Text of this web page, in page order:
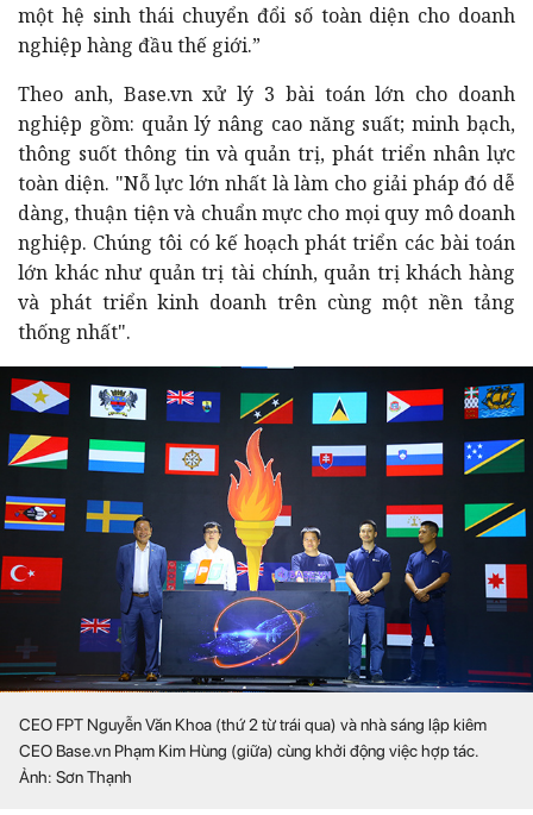
một hệ sinh thái chuyển đổi số toàn diện cho doanh
nghiệp hàng đầu thế giới.”
Theo anh, Base.vn xử lý 3 bài toán lớn cho doanh
nghiệp gồm: quản lý nâng cao năng suất; minh bạch,
thông suốt thông tin và quản trị, phát triển nhân lực
toàn diện. "Nỗ lực lớn nhất là làm cho giải pháp đó dễ
dàng, thuận tiện và chuẩn mực cho mọi quy mô doanh
nghiệp. Chúng tôi có kế hoạch phát triển các bài toán
lớn khác như quản trị tài chính, quản trị khách hàng
và phát triển kinh doanh trên cùng một nền tảng
thống nhất".
CEO FPT Nguyễn Văn Khoa (thứ 2 từ trái qua) và nhà sáng lập kiêm
CEO Base.vn Phạm Kim Hùng (giữa) cùng khởi động việc hợp tác.
Ảnh: Sơn Thạnh